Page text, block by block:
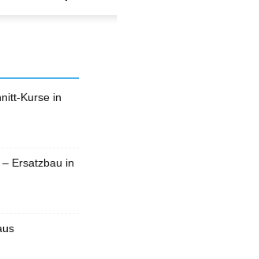
Kurse in
Ersatzbau in